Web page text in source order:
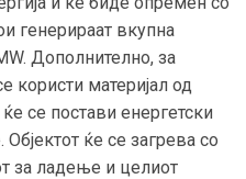
генерираат вкупна
Дополнително, за
користи материјал од
се постави енергетски
ќе се загрева со
за ладење и целиот